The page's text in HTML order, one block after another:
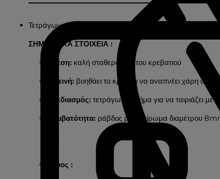
Τετράγωνο ξύλινο υποπόδιο
ΣΗΜΑΝΤΙΚΑ ΣΤΟΙΧΕΙΑ :
Άνεση: καλή σταθερότητα του κρεβατιού
Υγιεινή: βοηθάει το κρεβάτι να αναπνέει χάρη στο
Σχεδιασμός: τετράγωνο σχήμα για να ταιριάζει
Συμβατότητα: ράβδος με σπείρωμα διαμέτρου
Ύψος :